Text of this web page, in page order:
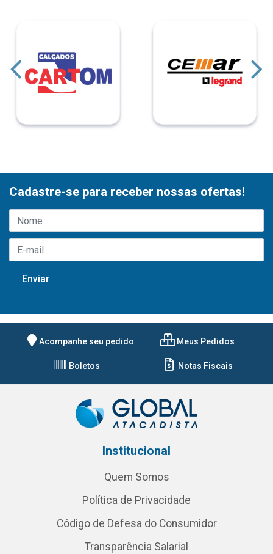
Cadastre-se para receber nossas ofertas!
Acompanhe seu pedido Meus Pedidos
Boletos Notas Fiscais
Institucional
Quem Somos
Política de Privacidade
Código de Defesa do Consumidor
Transparência Salarial